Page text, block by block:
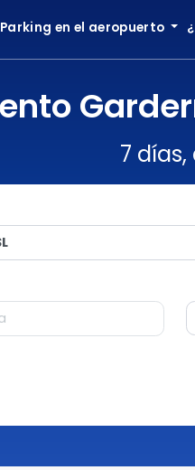
Parking en el aeropuerto
7